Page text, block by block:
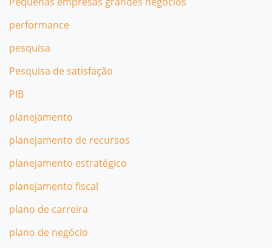
performance
pesquisa
Pesquisa de satisfação
PIB
planejamento
planejamento de recursos
planejamento estratégico
planejamento fiscal
plano de carreira
plano de negócio